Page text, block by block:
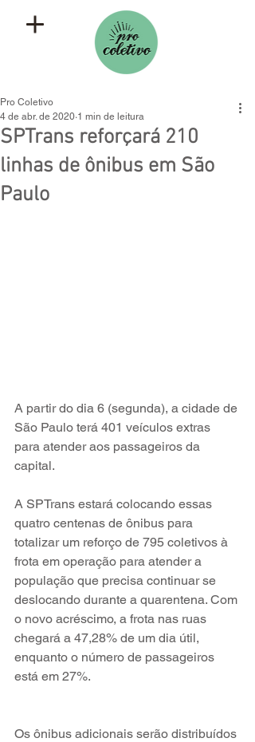
SPTrans reforçará 210
linhas de ônibus em São
Paulo
Pro Coletivo
4 de abr. de 2020 1 min de leitura
A partir do dia 6 (segunda), a cidade de
São Paulo terá 401 veículos extras
para atender aos passageiros da
capital.
A SPTrans estará colocando essas
quatro centenas de ônibus para
totalizar um reforço de 795 coletivos à
frota em operação para atender a
população que precisa continuar se
deslocando durante a quarentena. Com
o novo acréscimo, a frota nas ruas
chegará a 47,28% de um dia útil,
enquanto o número de passageiros
está em 27%.
Os ônibus adicionais serão distribuídos